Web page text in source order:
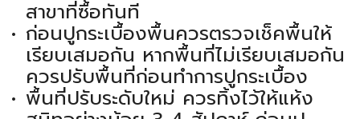
สาขาที่ซื้อทันที
ก่อนปูกระเบื้องพื้นควรตรวจเช็คพื้นให้
เรียบเสมอกัน หากพื้นที่ไม่เรียบเสมอกัน
ควรปรับพื้นที่ก่อนทำการปูกระเบื้อง
พื้นที่ปรับระดับใหม่ ควรทิ้งไว้ให้แห้ง